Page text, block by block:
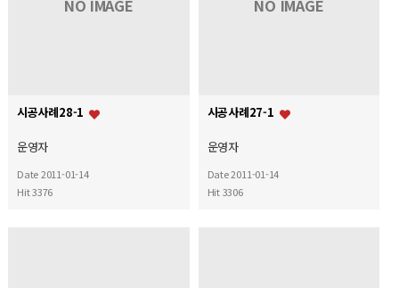
NO IMAGE
시공사례28-1
운영자
Date 2011-01-14
Hit 3376
NO IMAGE
시공사례27-1
운영자
Date 2011-01-14
Hit 3306